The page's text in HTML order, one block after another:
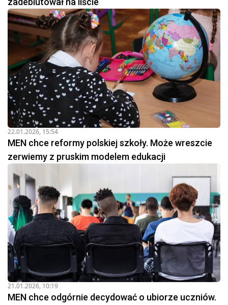
22.01.2026, 15:54
MEN chce reformy polskiej szkoły. Może wreszcie
zerwiemy z pruskim modelem edukacji
21.01.2026, 10:19
MEN chce odgórnie decydować o ubiorze uczniów.